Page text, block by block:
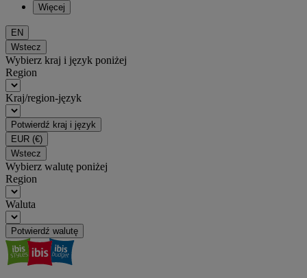
Więcej
EN
Wstecz
Wybierz kraj i język poniżej
Region
Kraj/region-język
Potwierdź kraj i język
EUR (€)
Wstecz
Wybierz walutę poniżej
Region
Waluta
Potwierdź walutę